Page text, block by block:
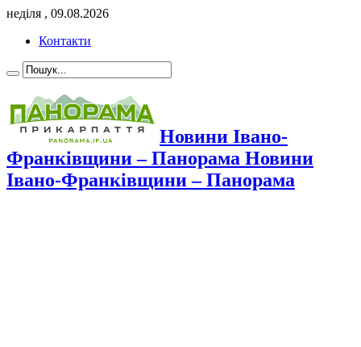
неділя , 09.08.2026
Контакти
Новини Івано-
Франківщини – Панорама Новини
Івано-Франківщини – Панорама